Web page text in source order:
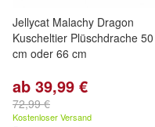
Jellycat Malachy Dragon
Kuscheltier Plüschdrache 50
cm oder 66 cm
ab 39,99 €
72,99 €
Kostenloser Versand